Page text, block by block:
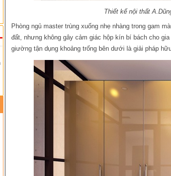
Thiết kế nội thất
Phòng ngủ master trùng xuống nhẹ nhàng trong gam
đất, nhưng không gây cảm giác hộp kín bí bách cho
giường tận dụng khoảng trống bên dưới là giải pháp